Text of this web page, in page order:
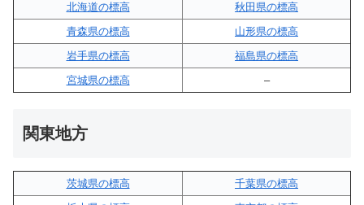
北海道の標高
秋田県の標高
青森県の標高
山形県の標高
岩手県の標高
福島県の標高
宮城県の標高
–
関東地方
茨城県の標高
千葉県の標高